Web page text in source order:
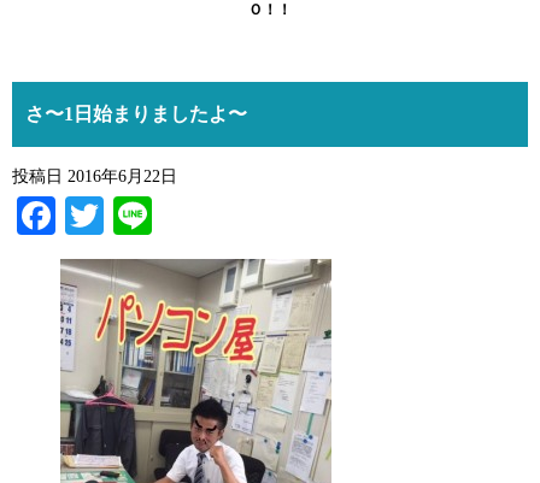
Ｏ！！
さ〜1日始まりましたよ〜
投稿日 2016年6月22日
Facebook
Twitter